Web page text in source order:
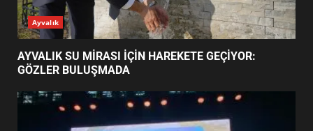
1
AYVALIK SU MİRASI İÇİN
HAREKETE GEÇİYOR: GÖZLER
BULUŞMADA
ESA 2026’DA TÜRK BAHARATI
NEYİ TEMSİL ETTİ?
Ayvalık
AYVALIK SU MİRASI İÇİN HAREKETE GEÇİYOR:
GÖZLER BULUŞMADA